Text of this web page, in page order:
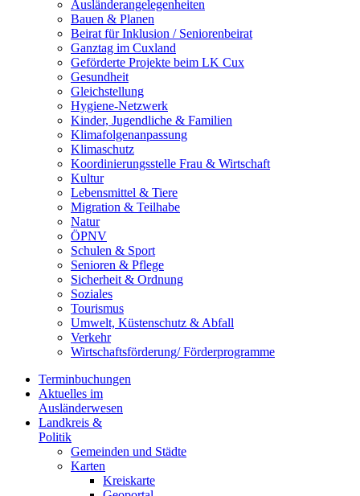
Ausländerangelegenheiten
Bauen & Planen
Beirat für Inklusion / Seniorenbeirat
Ganztag im Cuxland
Geförderte Projekte beim LK Cux
Gesundheit
Gleichstellung
Hygiene-Netzwerk
Kinder, Jugendliche & Familien
Klimafolgenanpassung
Klimaschutz
Koordinierungsstelle Frau & Wirtschaft
Kultur
Lebensmittel & Tiere
Migration & Teilhabe
Natur
ÖPNV
Schulen & Sport
Senioren & Pflege
Sicherheit & Ordnung
Soziales
Tourismus
Umwelt, Küstenschutz & Abfall
Verkehr
Wirtschaftsförderung/ Förderprogramme
Terminbuchungen
Aktuelles im
Ausländerwesen
Landkreis &
Politik
Gemeinden und Städte
Karten
Kreiskarte